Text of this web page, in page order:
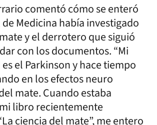
comentó cómo se enteró
Medicina había investigado
y el derrotero que siguió
con los documentos. “Mi
el Parkinson y hace tiempo
en los efectos neuro
mate. Cuando estaba
libro recientemente
ciencia del mate”, me entero